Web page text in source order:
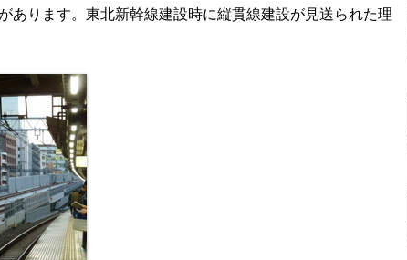
ります。東北新幹線建設時に縦貫線建設が見送られた理